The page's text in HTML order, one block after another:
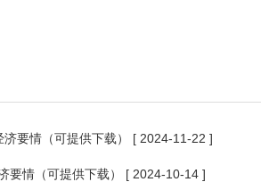
要情（可提供下载） [ 2024-11-22 ]
要情（可提供下载） [ 2024-10-14 ]